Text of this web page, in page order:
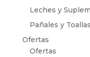
Leches y
Pañales y
Ofertas
Ofertas